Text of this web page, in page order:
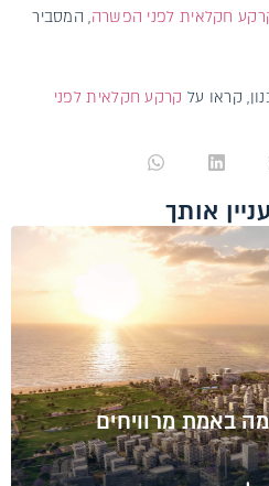
חקלאית לפני הפשרה, המסביר
קראו על קרקע חקלאית לפני
אותך
באמת מרוויחים